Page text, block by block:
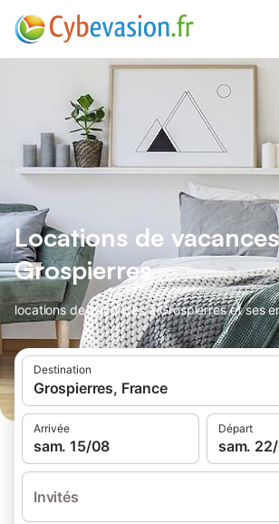
Locations de vacances
Grospierres
locations de vacances à Grospierres et ses
Destination
Grospierres, France
Arrivée
sam. 15/08
Départ
sam.
Invités